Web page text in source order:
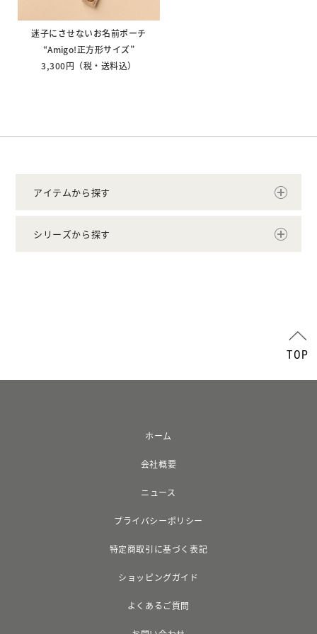
迷子にさせないお名前ポーチ
“Amigo!正方形サイズ”
3,300円（税・送料込）
アイテムから探す
シリーズから探す
TOP
ホーム
会社概要
ニュース
プライバシーポリシー
特定商取引に基づく表記
ショッピングガイド
よくあるご質問